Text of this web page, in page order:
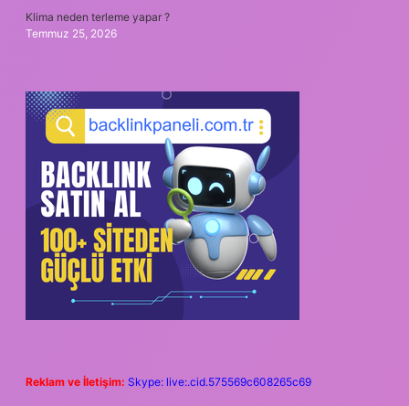
Klima neden terleme yapar ?
Temmuz 25, 2026
Reklam ve İletişim: Skype: live:.cid.575569c608265c69